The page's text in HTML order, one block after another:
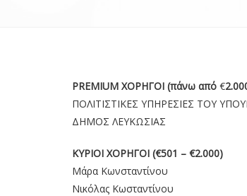
PREMIUM ΧΟΡΗΓΟΙ (πάνω από €
ΠΟΛΙΤΙΣΤΙΚΕΣ ΥΠΗΡΕΣΙΕΣ ΤΟΥ
ΔΗΜΟΣ ΛΕΥΚΩΣΙΑΣ
ΚΥΡΙΟΙ ΧΟΡΗΓΟΙ (€501 – €2.000)
Μάρα Κωνσταντίνου
Νικόλας Κωσταντίνου